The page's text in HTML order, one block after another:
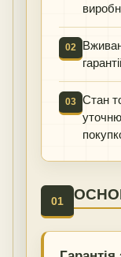
02
03 Стан
01